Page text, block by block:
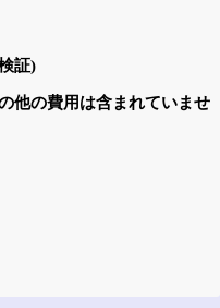
証)
他の費用は含まれていませ